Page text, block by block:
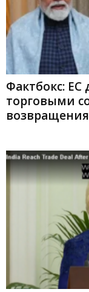
Фактбокс: ЕС
торговыми